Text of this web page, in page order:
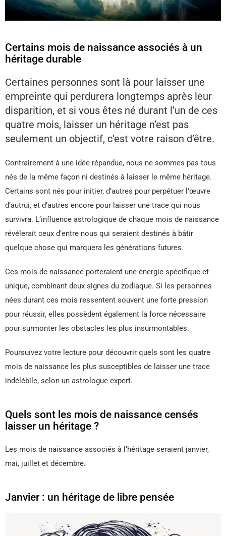
Certains mois de naissance associés à un
héritage durable
Certaines personnes sont là pour laisser une
empreinte qui perdurera longtemps après leur
disparition, et si vous êtes né durant l’un de ces
quatre mois, laisser un héritage n’est pas
seulement un objectif, c’est votre raison d’être.
Contrairement à une idée répandue, nous ne sommes pas tous
nés de la même façon ni destinés à laisser le même héritage.
Certains sont nés pour initier, d’autres pour perpétuer l’œuvre
d’autrui, et d’autres encore pour laisser une trace qui nous
survivra. L’influence astrologique de chaque mois de naissance
révélerait ceux d’entre nous qui seraient destinés à bâtir
quelque chose qui marquera les générations futures.
Ces mois de naissance porteraient une énergie spécifique et
unique, combinant deux signes du zodiaque. Si les personnes
nées durant ces mois ressentent souvent une forte pression
pour réussir, elles possèdent également la force nécessaire
pour surmonter les obstacles les plus insurmontables.
Poursuivez votre lecture pour découvrir quels sont les quatre
mois de naissance les plus susceptibles de laisser une trace
indélébile, selon un astrologue expert.
Quels sont les mois de naissance censés
laisser un héritage ?
Les mois de naissance associés à l’héritage seraient janvier,
mai, juillet et décembre.
Janvier : un héritage de libre pensée